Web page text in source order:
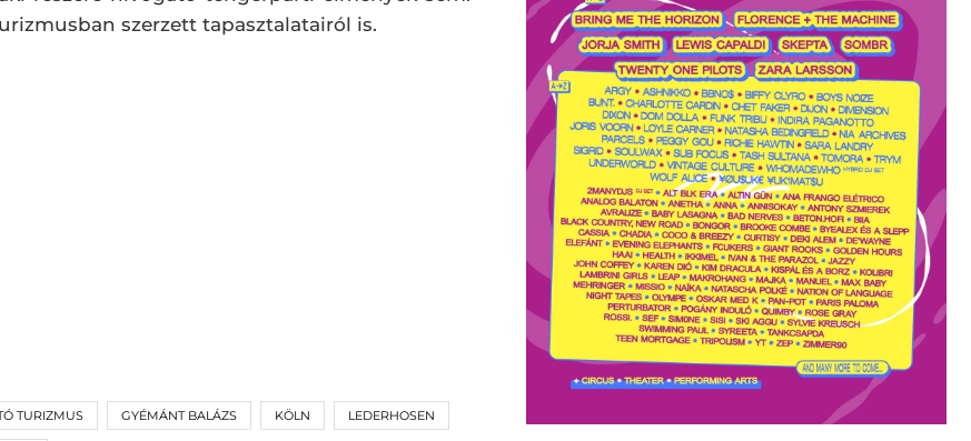
szerzett tapasztalatairól is.
TURIZMUS GYÉMÁNT BALÁZS KÖLN LEDERHOSEN